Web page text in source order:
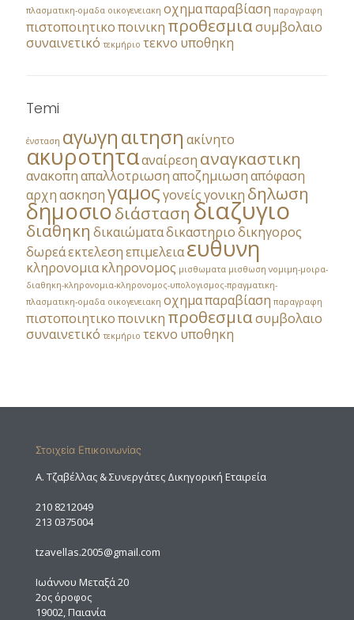
πλασματικη-ομαδα οικογενειακη οχημαπαραβίαση παραγραφη
πιστοποιητικοποινικη προθεσμιασυμβολαιο
συναινετικό τεκμήριο τεκνο υποθηκη
Temi
ένσταση αγωγηαιτηση ακίνητο
ακυροτητααναίρεση αναγκαστικη
ανακοπηαπαλλοτριωσηαποζημιωσηαπόφαση
αρχηασκησηγαμοςγονείςγονικη δηλωση
δημοσιοδιάσταση διαζυγιο
διαθηκη δικαιώματαδικαστηριοδικηγορος
δωρεάεκτελεσηεπιμελειαευθυνη
κληρονομιακληρονομος μισθωματα μισθωση νομιμη-μοιρα-
διαθηκη-κληρονομια-κληρονομος-υπολογισμος-πραγματικη-
πλασματικη-ομαδα οικογενειακη οχημαπαραβίαση παραγραφη
πιστοποιητικοποινικη προθεσμιασυμβολαιο
συναινετικό τεκμήριο τεκνο υποθηκη
Στοιχεία Επικοινωνίας
A. Τζαβέλλας & Συνεργάτες Δικηγορική Εταιρεία
210 8212049
213 0375004
tzavellas.2005@gmail.com
Ιωάννου Μεταξά 20
2ος όροφος
19002, Παιανία